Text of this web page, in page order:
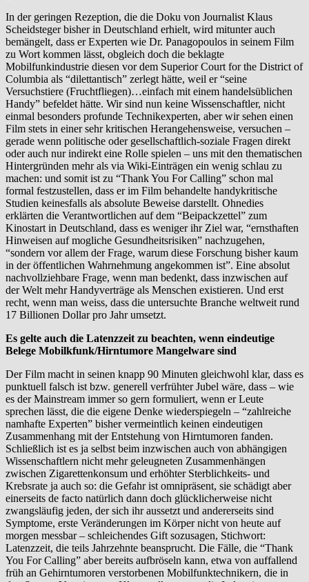
In der geringen Rezeption, die die Doku von Journalist Klaus
Scheidsteger bisher in Deutschland erhielt, wird mitunter auch
bemängelt, dass er Experten wie Dr. Panagopoulos in seinem Film
zu Wort kommen lässt, obgleich doch die beklagte
Mobilfunkindustrie diesen vor dem Superior Court for the District of
Columbia als “dilettantisch” zerlegt hätte, weil er “seine
Versuchstiere (Fruchtfliegen)…einfach mit einem handelsüblichen
Handy” befeldet hätte. Wir sind nun keine Wissenschaftler, nicht
einmal besonders profunde Technikexperten, aber wir sehen einen
Film stets in einer sehr kritischen Herangehensweise, versuchen –
gerade wenn politische oder gesellschaftlich-soziale Fragen direkt
oder auch nur indirekt eine Rolle spielen – uns mit den thematischen
Hintergründen mehr als via Wiki-Einträgen ein wenig schlau zu
machen: und somit ist zu “Thank You For Calling” schon mal
formal festzustellen, dass er im Film behandelte handykritische
Studien keinesfalls als absolute Beweise darstellt. Ohnedies
erklärten die Verantwortlichen auf dem “Beipackzettel” zum
Kinostart in Deutschland, dass es weniger ihr Ziel war, “ernsthaften
Hinweisen auf mogliche Gesundheitsrisiken” nachzugehen,
“sondern vor allem der Frage, warum diese Forschung bisher kaum
in der öffentlichen Wahrnehmung angekommen ist”. Eine absolut
nachvollziehbare Frage, wenn man bedenkt, dass inzwischen auf
der Welt mehr Handyverträge als Menschen existieren. Und erst
recht, wenn man weiss, dass die untersuchte Branche weltweit rund
17 Billionen Dollar pro Jahr umsetzt.
Es gelte auch die Latenzzeit zu beachten, wenn eindeutige
Belege Mobilkfunk/Hirntumore Mangelware sind
Der Film macht in seinen knapp 90 Minuten gleichwohl klar, dass es
punktuell falsch ist bzw. generell verfrühter Jubel wäre, dass – wie
es der Mainstream immer so gern formuliert, wenn er Leute
sprechen lässt, die die eigene Denke wiederspiegeln – “zahlreiche
namhafte Experten” bisher vermeintlich keinen eindeutigen
Zusammenhang mit der Entstehung von Hirntumoren fanden.
Schließlich ist es ja selbst beim inzwischen auch von abhängigen
Wissenschaftlern nicht mehr geleugneten Zusammenhängen
zwischen Zigarettenkonsum und erhöhter Sterblichkeits- und
Krebsrate ja auch so: die Gefahr ist omnipräsent, sie schädigt aber
einerseits de facto natürlich dann doch glücklicherweise nicht
zwangsläufig jeden, der sich ihr aussetzt und andererseits sind
Symptome, erste Veränderungen im Körper nicht von heute auf
morgen messbar – schleichendes Gift sozusagen, Stichwort:
Latenzzeit, die teils Jahrzehnte beansprucht. Die Fälle, die “Thank
You For Calling” aber bereits aufbröseln kann, etwa von auffallend
früh an Gehirntumoren verstorbenen Mobilfunktechnikern, die in